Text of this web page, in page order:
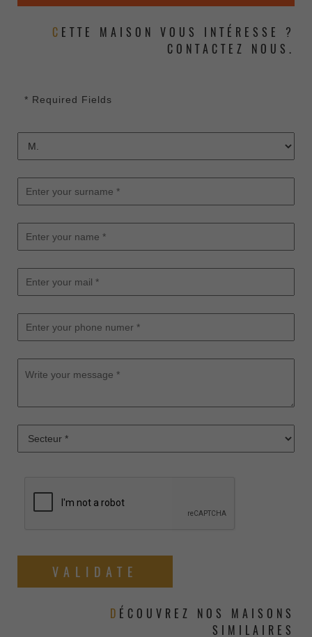
CETTE MAISON VOUS INTÉRESSE ?
CONTACTEZ NOUS.
* Required Fields
DÉCOUVREZ NOS MAISONS
SIMILAIRES